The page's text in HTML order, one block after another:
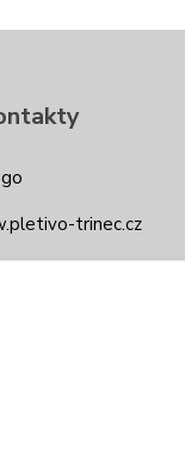
trinec.cz